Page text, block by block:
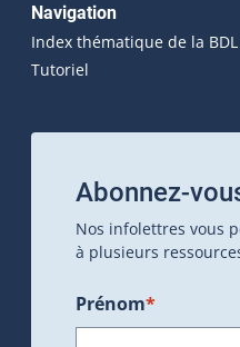
Navigation
Index thématique de la BDL
Tutoriel
Abonnez-
Nos infolettres vous
à plusieurs
Prénom*